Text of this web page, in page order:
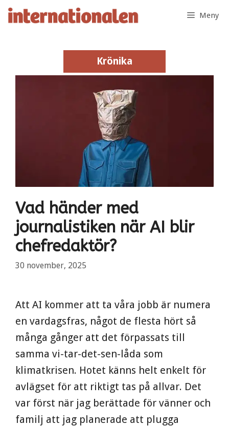
Hoppa
Meny
Krönika
Krönika
Vad händer med
journalistiken när AI blir
chefredaktör?
30 november, 2025
Att AI kommer att ta våra jobb är numera
en vardagsfras, något de flesta hört så
många gånger att det förpassats till
samma vi-tar-det-sen-låda som
klimatkrisen. Hotet känns helt enkelt för
avlägset för att riktigt tas på allvar. Det
var först när jag berättade för vänner och
familj att jag planerade att plugga